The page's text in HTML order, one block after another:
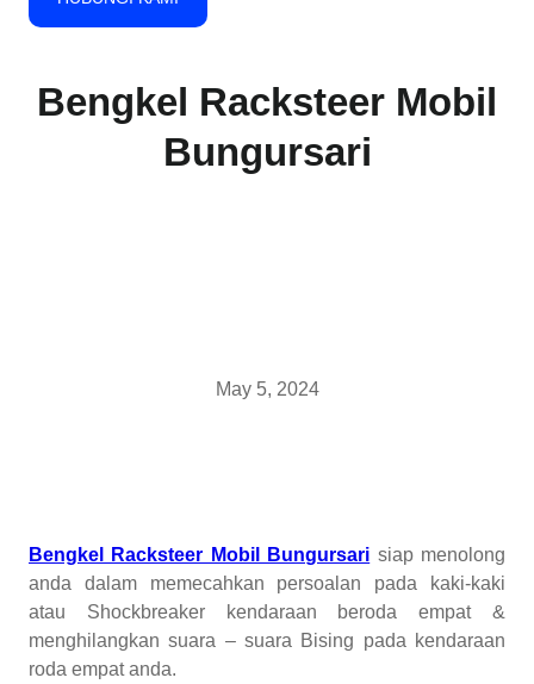
Bengkel Racksteer Mobil
Bungursari
May 5, 2024
Bengkel Racksteer Mobil Bungursari siap menolong
anda dalam memecahkan persoalan pada kaki-kaki
atau Shockbreaker kendaraan beroda empat &
menghilangkan suara – suara Bising pada kendaraan
roda empat anda.